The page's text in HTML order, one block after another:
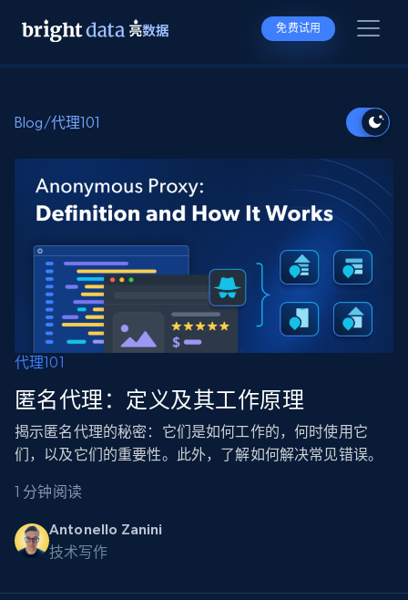
免费试用
Blog/代理101
代理101
匿名代理：定义及其工作原理
揭示匿名代理的秘密：它们是如何工作的，何时使用它
们，以及它们的重要性。此外，了解如何解决常见错误。
1 分钟阅读
Antonello Zanini
技术写作